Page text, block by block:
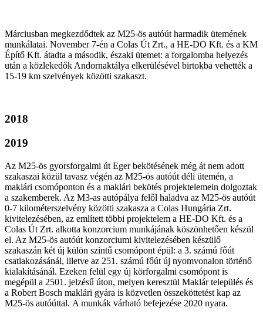
Márciusban megkezdődtek az M25-ös autóút harmadik ütemének
munkálatai. November 7-én a Colas Út Zrt., a HE-DO Kft. és a KM
Építő Kft. átadta a második, északi ütemet: a forgalomba helyezés
után a közlekedők Andornaktálya elkerülésével birtokba vehették a
15-19 km szelvények közötti szakaszt.
2018
2019
Az M25-ös gyorsforgalmi út Eger bekötésének még át nem adott
szakaszai közül tavasz végén az M25-ös autóút déli ütemén, a
maklári csomóponton és a maklári bekötés projektelemein dolgoztak
a szakemberek. Az M3-as autópálya felől haladva az M25-ös autóút
0-7 kilométerszelvény közötti szakasza a Colas Hungária Zrt.
kivitelezésében, az említett többi projektelem a HE-DO Kft. és a
Colas Út Zrt. alkotta konzorcium munkájának köszönhetően készül
el. Az M25-ös autóút konzorciumi kivitelezésében készülő
szakaszán két új külön szintű csomópont épül: a 3. számú főút
csatlakozásánál, illetve az 251. számú főút új nyomvonalon történő
kialakításánál. Ezeken felül egy új körforgalmi csomópont is
megépül a 2501. jelzésű úton, melyen keresztül Maklár település és
a Robert Bosch maklári gyára is közvetlen összeköttetést kap az
M25-ös autóúttal. A munkák várható befejezése 2020 nyara.